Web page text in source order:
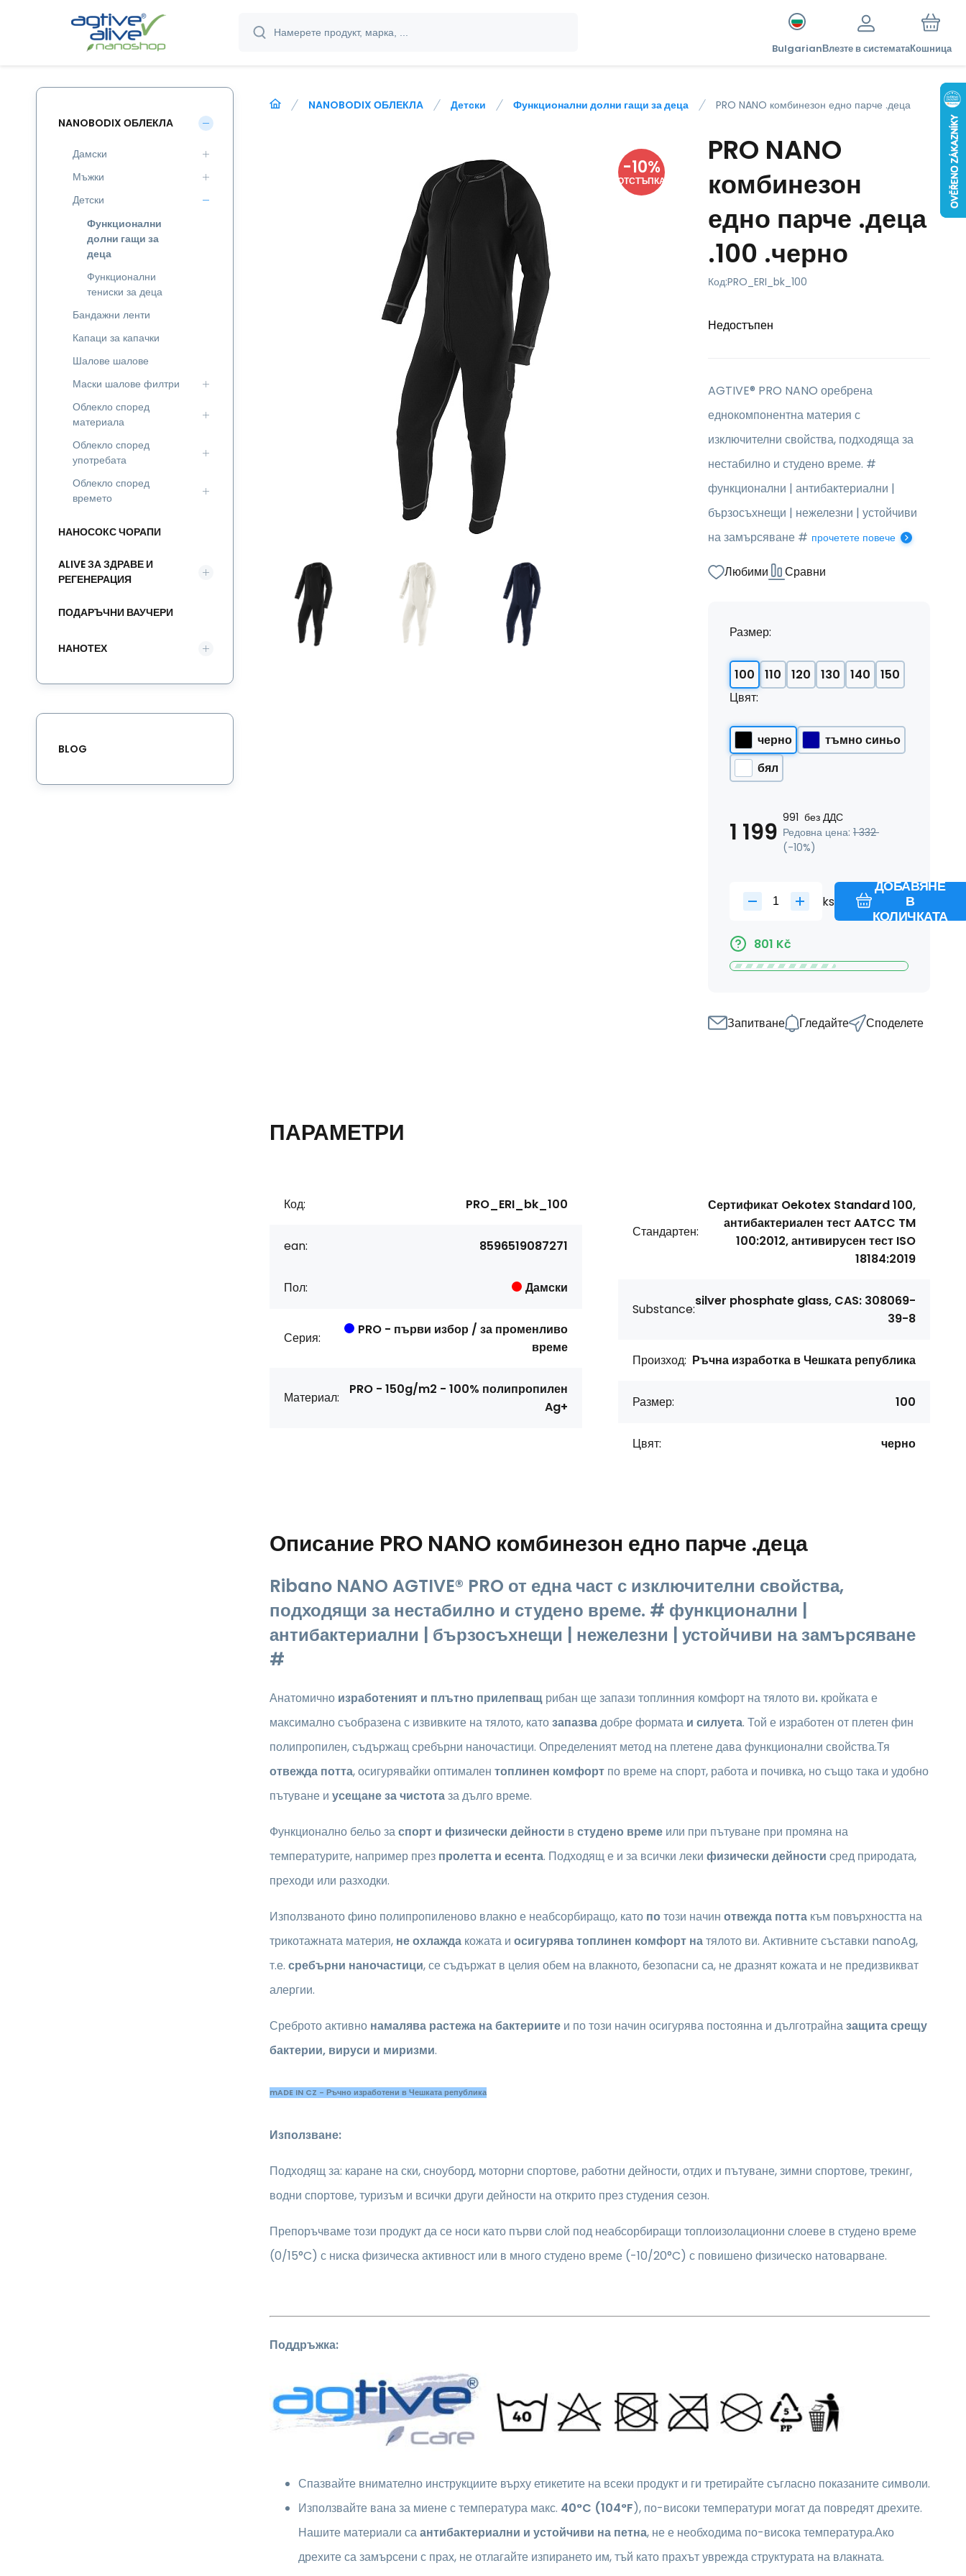
BulgarianВлезте в систематаКошница
NANOBODIX ОБЛЕКЛА Детски Функционални долни гащи за деца PRO NANO комбинезон едно парче .деца
-10%
ОТСТЪПКА
PRO NANO
комбинезон
едно парче .деца
.100 .черно
Код:PRO_ERI_bk_100
Недостъпен
AGTIVE® PRO NANO оребрена
еднокомпонентна материя с
изключителни свойства, подходяща за
нестабилно и студено време. #
функционални | антибактериални |
бързосъхнещи | нежелезни | устойчиви
на замърсяване # прочетете повече
Любими Сравни
Размер:
100 110 120 130 140
150
Цвят:
черно
тъмно синьо
бял
1 199 991 без ДДС
Редовна цена: 1 332
(-10%)
ks
ДОБАВЯНЕ
В
КОЛИЧКАТА
801 Kč
Запитване Гледайте Споделете
ПАРАМЕТРИ
Код: PRO_ERI_bk_100
ean: 8596519087271
Пол: Дамски
Серия:
PRO - първи избор / за променливо
време
Материал:
PRO - 150g/m2 - 100% полипропилен
Ag+
Стандартен:
Сертификат Oekotex Standard 100,
антибактериален тест AATCC TM
100:2012, антивирусен тест ISO
18184:2019
Substance:
silver phosphate glass, CAS: 308069-
39-8
Произход: Ръчна изработка в Чешката република
Размер: 100
Цвят: черно
Описание PRO NANO комбинезон едно парче .деца
Ribano NANO AGTIVE® PRO от една част с изключителни свойства,
подходящи за нестабилно и студено време. # функционални |
антибактериални | бързосъхнещи | нежелезни | устойчиви на замърсяване
#
Анатомично изработеният и плътно прилепващ рибан ще запази топлинния комфорт на тялото ви. кройката е
максимално съобразена с извивките на тялото, катозапазвадобре формата и силуета. Той е изработен от плетен фин
полипропилен, съдържащ сребърни наночастици. Определеният метод на плетене дава функционални свойства.Тя
отвежда потта, осигурявайки оптимален топлинен комфорт по време на спорт, работа и почивка, но също така и удобно
пътуване и усещане за чистотаза дълго време.
Функционално бельо заспорт и физически дейности в студено време или при пътуване при промяна на
температурите, например през пролетта и есента. Подходящ е и за всички леки физически дейности сред природата,
преходи или разходки.
Използваното фино полипропиленово влакно е неабсорбиращо, като по този начин отвежда потта към повърхността на
трикотажната материя, не охлажда кожата и осигурява топлинен комфорт натялото ви. Активните съставки nanoAg,
т.е. сребърни наночастици, се съдържат в целия обем на влакното, безопасни са, не дразнят кожата и не предизвикват
алергии.
Среброто активно намалява растежа на бактериите и по този начин осигурява постоянна и дълготрайназащита срещу
бактерии, вируси и миризми.
mADE IN CZ - Ръчно изработени в Чешката република
Използване:
Подходящ за: каране на ски, сноуборд, моторни спортове, работни дейности, отдих и пътуване, зимни спортове, трекинг,
водни спортове, туризъм и всички други дейности на открито през студения сезон.
Препоръчваме този продукт да се носи като първи слой под неабсорбиращи топлоизолационни слоеве в студено време
(0/15°C) с ниска физическа активност или в много студено време (-10/20°C) с повишено физическо натоварване.
Поддръжка:
Спазвайте внимателно инструкциите върху етикетите на всеки продукт и ги третирайте съгласно показаните символи.
Използвайте вана за миене с температура макс. 40°C (104°F), по-високи температури могат да повредят дрехите.
Нашите материали саантибактериални и устойчиви на петна, не е необходима по-висока температура.Ако
дрехите са замърсени с прах, не отлагайте изпирането им, тъй като прахът уврежда структурата на влакната.
NANOBODIX ОБЛЕКЛА
Дамски
Мъжки
Детски
Функционални
долни гащи за
деца
Функционални
тениски за деца
Бандажни ленти
Капаци за капачки
Шалове шалове
Маски шалове филтри
Облекло според
материала
Облекло според
употребата
Облекло според
времето
НАНОСОКС ЧОРАПИ
ALIVE ЗА ЗДРАВЕ И
РЕГЕНЕРАЦИЯ
ПОДАРЪЧНИ ВАУЧЕРИ
НАНОТЕХ
BLOG